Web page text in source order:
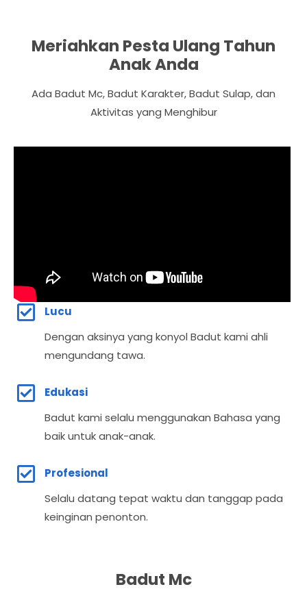
Meriahkan Pesta Ulang Tahun
Anak Anda
Ada Badut Mc, Badut Karakter, Badut Sulap, dan
Aktivitas yang Menghibur
Lucu
Dengan aksinya yang konyol Badut kami ahli
mengundang tawa.
Edukasi
Badut kami selalu menggunakan Bahasa yang
baik untuk anak-anak.
Profesional
Selalu datang tepat waktu dan tanggap pada
keinginan penonton.
Badut Mc